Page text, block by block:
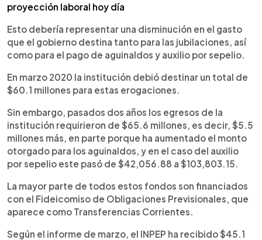
proyección laboral hoy día
Esto debería representar una disminución en el gasto
que el gobierno destina tanto para las jubilaciones, así
como para el pago de aguinaldos y auxilio por sepelio.
En marzo 2020 la institución debió destinar un total de
$60.1 millones para estas erogaciones.
Sin embargo, pasados dos años los egresos de la
institución requirieron de $65.6 millones, es decir, $5.5
millones más, en parte porque ha aumentado el monto
otorgado para los aguinaldos, y en el caso del auxilio
por sepelio este pasó de $42,056.88 a $103,803.15.
La mayor parte de todos estos fondos son financiados
con el Fideicomiso de Obligaciones Previsionales, que
aparece como Transferencias Corrientes.
Según el informe de marzo, el INPEP ha recibido $45.1